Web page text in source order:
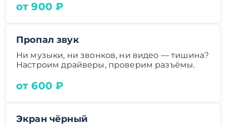
от 900 ₽
Пропал звук
Ни музыки, ни звонков, ни видео — тишина?
Настроим драйверы, проверим разъёмы.
от 600 ₽
Экран чёрный